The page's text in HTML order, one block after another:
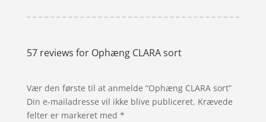
57 reviews for Ophæng CLARA sort
Vær den første til at anmelde “Ophæng CLARA sort”
Din e-mailadresse vil ikke blive publiceret. Krævede
felter er markeret med *